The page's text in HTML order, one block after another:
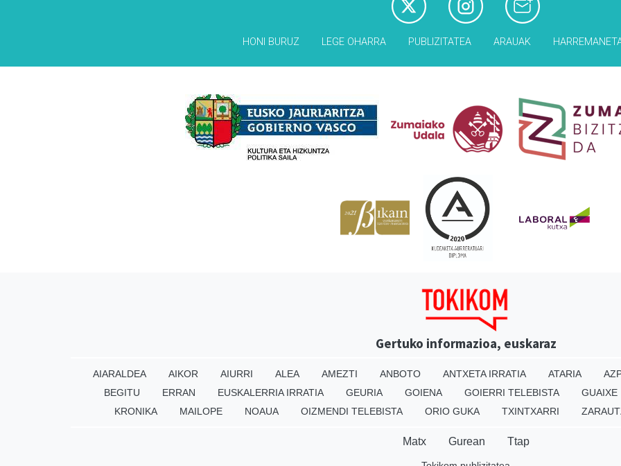
HONI BURUZ LEGE OHARRA PUBLIZITATEA ARAUAK
Gertuko informazioa, euskaraz
AIARALDEA AIKOR AIURRI ALEA AMEZTI ANBOTO ANTXETA IRRATIA ATARIA
BEGITU
ERRAN EUSKALERRIA IRRATIA GEURIA GOIENA GOIERRI TELEBISTA GUAIXE
KRONIKA
MAILOPE NOAUA OIZMENDI TELEBISTA ORIO GUKA TXINTXARRI
Matx Gurean Ttap